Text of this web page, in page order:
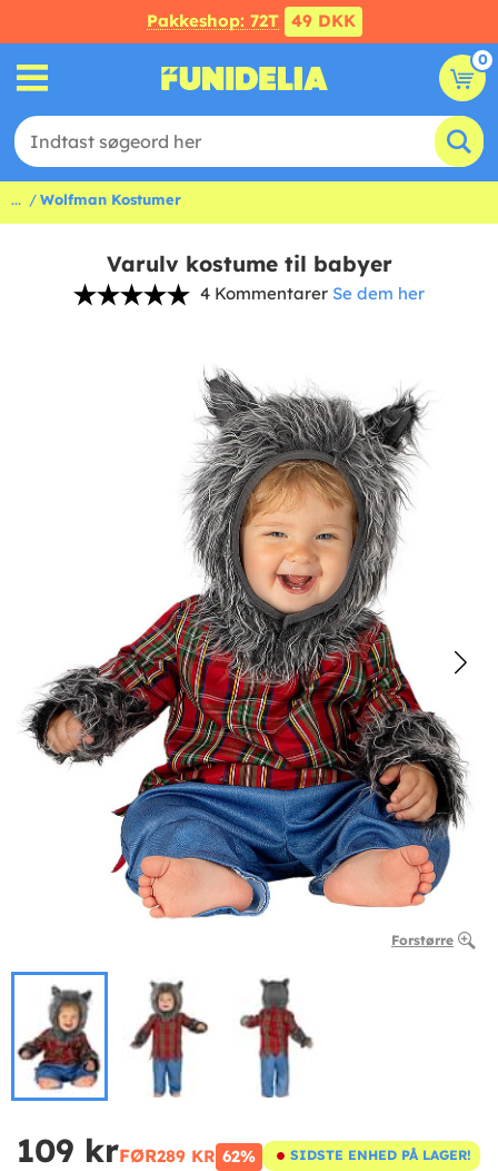
Pakkeshop: 72T 49 DKK
0
... Wolfman Kostumer
Varulv kostume til babyer
4 Kommentarer Se dem her
Forstørre
109 krFØR289 KR 62% SIDSTE ENHED PÅ LAGER!